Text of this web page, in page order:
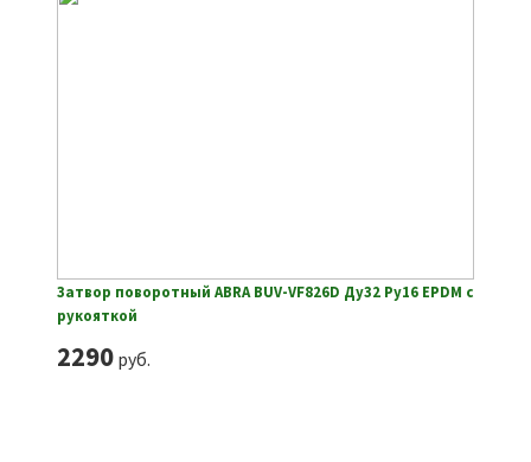
Затвор поворотный ABRA BUV-VF826D Ду32 Ру16 EPDM с
рукояткой
2290руб.